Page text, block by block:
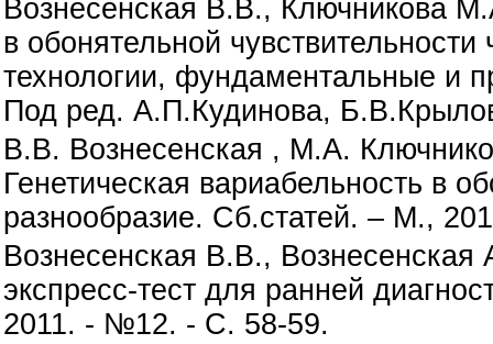
Вознесенская В.В., Ключникова
в обонятельной
технологии, фундаментальные и
Под ред. А.П.Кудинова,
В.В. Вознесенская , М.А.
Генетическая вариабельность в
разнообразие. Сб.статей. – М.,
Вознесенская В.В.,
экспресс-тест для ранней
2011. - №12. - С. 58-59.